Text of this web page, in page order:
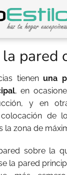
pared
tienenuna
, en
y en
de
la zona de
sobre la
la pared